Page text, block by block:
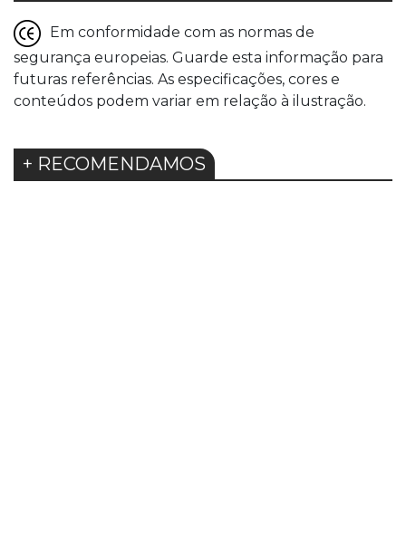
Em conformidade com as normas de
segurança europeias. Guarde esta informação para
futuras referências. As especificações, cores e
conteúdos podem variar em relação à ilustração.
+ RECOMENDAMOS